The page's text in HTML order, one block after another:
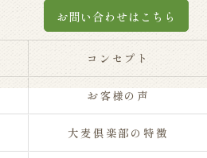
お問い合わせはこちら
コンセプト
お客様の声
大麦倶楽部の特徴